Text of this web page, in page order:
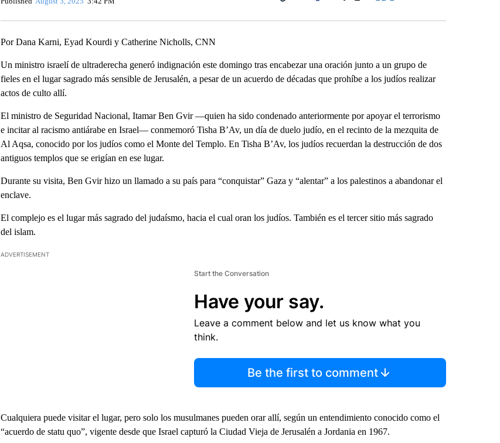
Facebook
Por Dana Karni, Eyad Kourdi y Catherine Nicholls, CNN
Un ministro israelí de ultraderecha generó indignación este domingo tras encabezar una oración junto a un grupo de
fieles en el lugar sagrado más sensible de Jerusalén, a pesar de un acuerdo de décadas que prohíbe a los judíos realizar
actos de culto allí.
El ministro de Seguridad Nacional, Itamar Ben Gvir —quien ha sido condenado anteriormente por apoyar el terrorismo
e incitar al racismo antiárabe en Israel— conmemoró Tisha B’Av, un día de duelo judío, en el recinto de la mezquita de
Al Aqsa, conocido por los judíos como el Monte del Templo. En Tisha B’Av, los judíos recuerdan la destrucción de dos
antiguos templos que se erigían en ese lugar.
Durante su visita, Ben Gvir hizo un llamado a su país para “conquistar” Gaza y “alentar” a los palestinos a abandonar el
enclave.
El complejo es el lugar más sagrado del judaísmo, hacia el cual oran los judíos. También es el tercer sitio más sagrado
del islam.
ADVERTISEMENT
Start the Conversation
Have your say.
Leave a comment below and let us know what you
think.
Be the first to comment
Cualquiera puede visitar el lugar, pero solo los musulmanes pueden orar allí, según un entendimiento conocido como el
“acuerdo de statu quo”, vigente desde que Israel capturó la Ciudad Vieja de Jerusalén a Jordania en 1967.